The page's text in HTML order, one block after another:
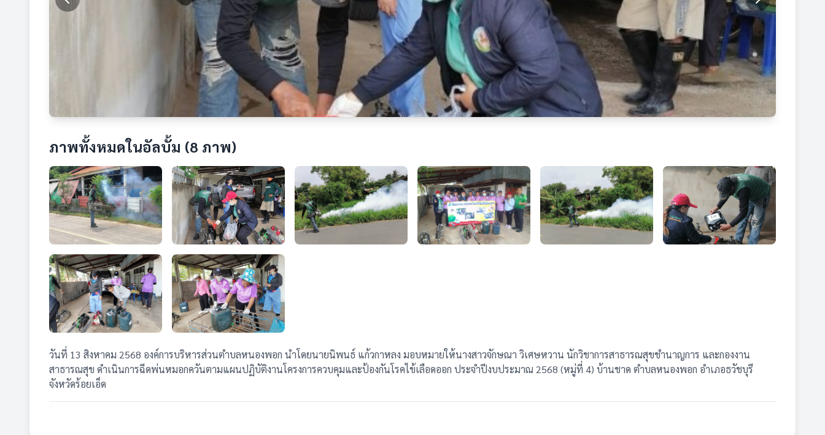
ภาพทั้งหมดในอัลบั้ม (8 ภาพ)
วันที่ 13 สิงหาคม 2568 องค์การบริหารส่วนตำบลหนองพอก นำโดยนายนิพนธ์ แก้วกาหลง มอบหมายให้นางสาวจักษณา วิเศษหวาน นักวิชาการสาธารณสุขชำนาญการ และกองงาน
สาธารณสุข ดำเนินการฉีดพ่นหมอกควันตามแผนปฏิบัติงานโครงการควบคุมและป้องกันโรคไข้เลือดออก ประจำปีงบประมาณ 2568 (หมู่ที่ 4) บ้านชาด ตำบลหนองพอก อำเภอธวัชบุรี
จังหวัดร้อยเอ็ด